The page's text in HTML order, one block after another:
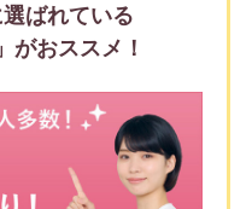
ばれている
がおススメ！